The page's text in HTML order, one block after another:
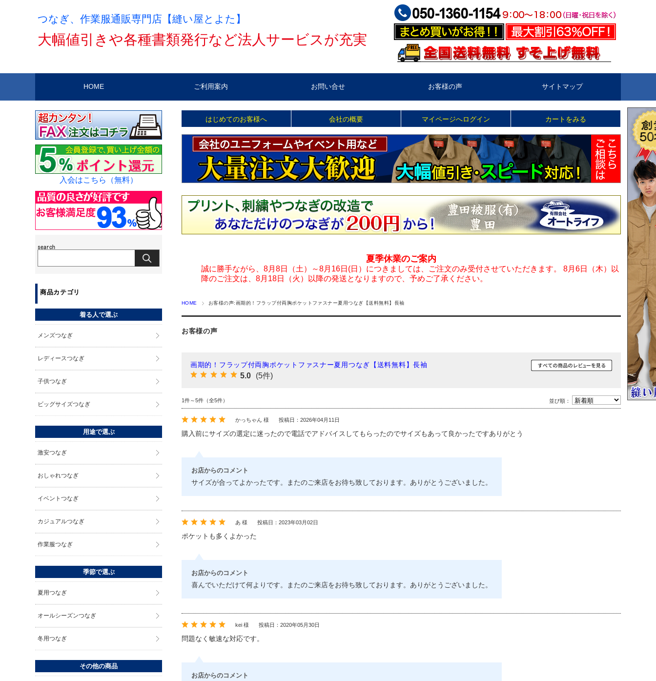
つなぎ、作業服通販専門店【縫い屋とよた】
大幅値引きや各種書類発行など法人サービスが充実
HOME ご利用案内 お問い合せ お客様の声 サイトマップ
はじめてのお客様へ 会社の概要 マイページへログイン カートをみる
夏季休業のご案内
誠に勝手ながら、8月8日（土）～8月16日(日）につきましては、ご注文のみ受付させていただきます。 8月6日（木）以
降のご注文は、8月18日（火）以降の発送となりますので、予めご了承ください。
HOME お客様の声:画期的！フラップ付両胸ポケットファスナー夏用つなぎ【送料無料】長袖
お客様の声
画期的！フラップ付両胸ポケットファスナー夏用つなぎ【送料無料】長袖
5.0 (5件)
1件～5件（全5件） 並び順：
かっちゃん 様 投稿日：2026年04月11日
購入前にサイズの選定に迷ったので電話でアドバイスしてもらったのでサイズもあって良かったですありがとう
お店からのコメント
サイズが合ってよかったです。またのご来店をお待ち致しております。ありがとうございました。
あ 様 投稿日：2023年03月02日
ポケットも多くよかった
お店からのコメント
喜んでいただけて何よりです。またのご来店をお待ち致しております。ありがとうございました。
kei 様 投稿日：2020年05月30日
問題なく敏速な対応です。
お店からのコメント
入会はこちら（無料）
商品カテゴリ
着る人で選ぶ
メンズつなぎ
レディースつなぎ
子供つなぎ
ビッグサイズつなぎ
用途で選ぶ
激安つなぎ
おしゃれつなぎ
イベントつなぎ
カジュアルつなぎ
作業服つなぎ
季節で選ぶ
夏用つなぎ
オールシーズンつなぎ
冬用つなぎ
その他の商品